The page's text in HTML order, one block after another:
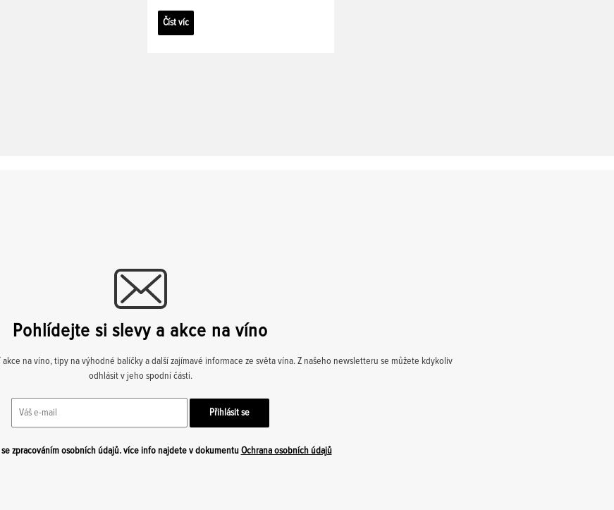
Číst víc
Pohlídejte si slevy a akce na víno
na víno, tipy na výhodné balíčky a další zajímavé informace ze světa vína. Z našeho newsletteru se můžete kdykoliv
odhlásit v jeho spodní části.
zpracováním osobních údajů. více info najdete v dokumentu Ochrana osobních údajů